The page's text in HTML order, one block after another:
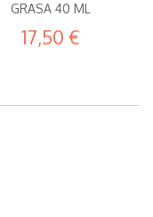
GRASA 40 ML
17,50 €